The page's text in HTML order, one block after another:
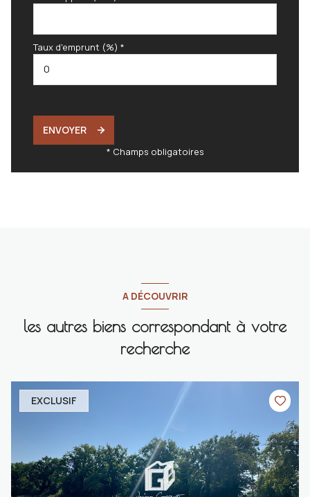
Taux d'emprunt (%) *
ENVOYER
* Champs obligatoires
A DÉCOUVRIR
les autres biens correspondant à votre
recherche
EXCLUSIF